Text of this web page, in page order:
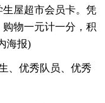
屋超市会员卡。凭
物一元计一分，积
海报)
、优秀队员、优秀